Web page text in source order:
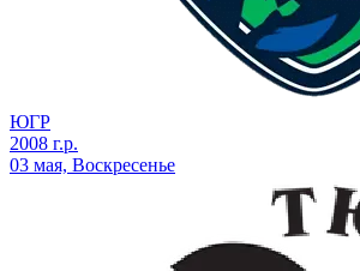
ЮГР
2008 г.р.
03 мая, Воскресенье